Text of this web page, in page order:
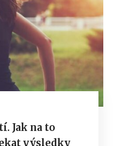
Jak na to
výsledky